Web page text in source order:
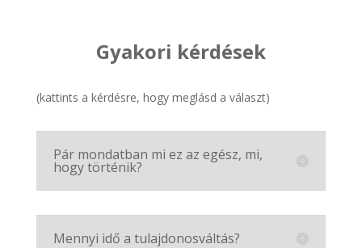
Gyakori kérdések
(kattints a kérdésre, hogy meglásd a választ)
Pár mondatban mi ez az egész, mi,
hogy történik?
Mennyi idő a tulajdonosváltás?